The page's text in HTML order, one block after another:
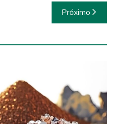
Próximo